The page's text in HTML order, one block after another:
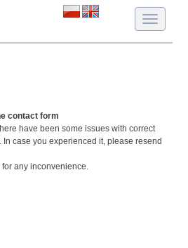
Toggle
contact form
have been some issues with correct
In case you experienced it, please resend
any inconvenience.